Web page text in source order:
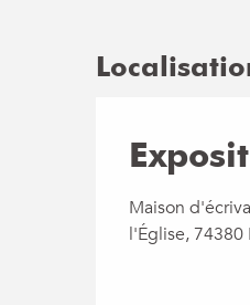
Maison
l'Église, 74380